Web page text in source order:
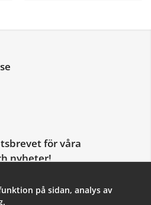
för våra
nyheter!
användas till våra nyhetsbrev.
på sidan, analys av